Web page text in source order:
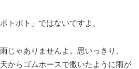
トポト」ではないですよ。
じゃありませんよ。思いっきり、
からゴムホースで撒いたように雨が